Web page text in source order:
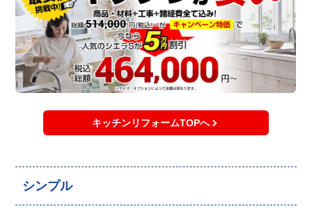
キッチンリフォームTOPへ
シンプル